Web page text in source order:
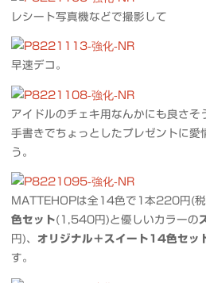
レシート写真機などで撮影して
早速デコ。
アイドルのチェキ用なんかにも良さそ
手書きでちょっとしたプレゼントに愛
う。
MATTEHOPは全14色で1本220円(税
色セット(1,540円)と優しいカラーの
円)、
オリジナル＋スイート14色セッ
す。